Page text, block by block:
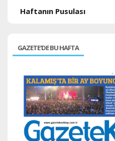
Haftanın Pusulası
GAZETE'DE BU HAFTA